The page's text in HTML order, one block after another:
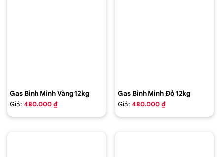
Gas Bình Minh Vàng 12kg
Giá: 480.000 ₫
Gas Bình Minh Đỏ 12kg
Giá: 480.000 ₫